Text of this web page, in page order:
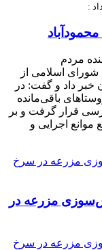
:
مردم
اسلامی از
خبر داد و گفت: در
باقی‌مانده
قرار گرفت و بر
اجرایی و
مزرعه در